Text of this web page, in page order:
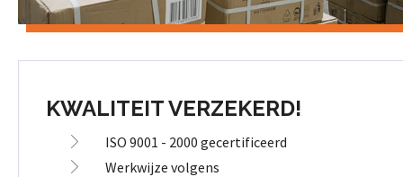
KWALITEIT VERZEKERD!
ISO 9001 - 2000 gecertificeerd
Werkwijze volgens